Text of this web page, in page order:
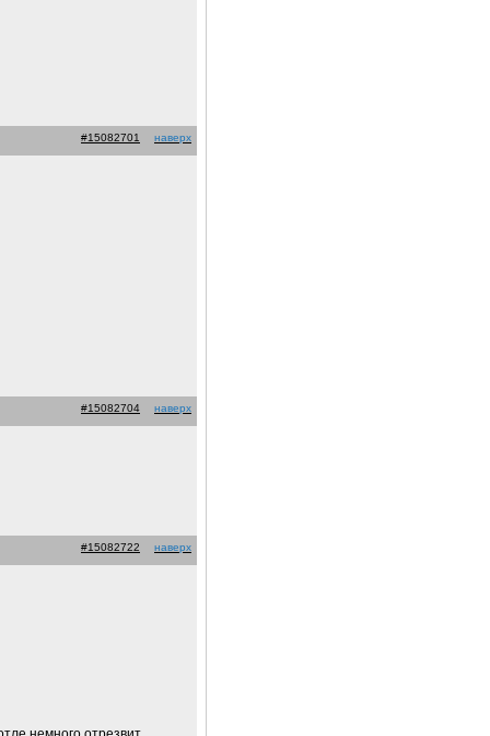
#15082701 наверх
#15082704 наверх
#15082722 наверх